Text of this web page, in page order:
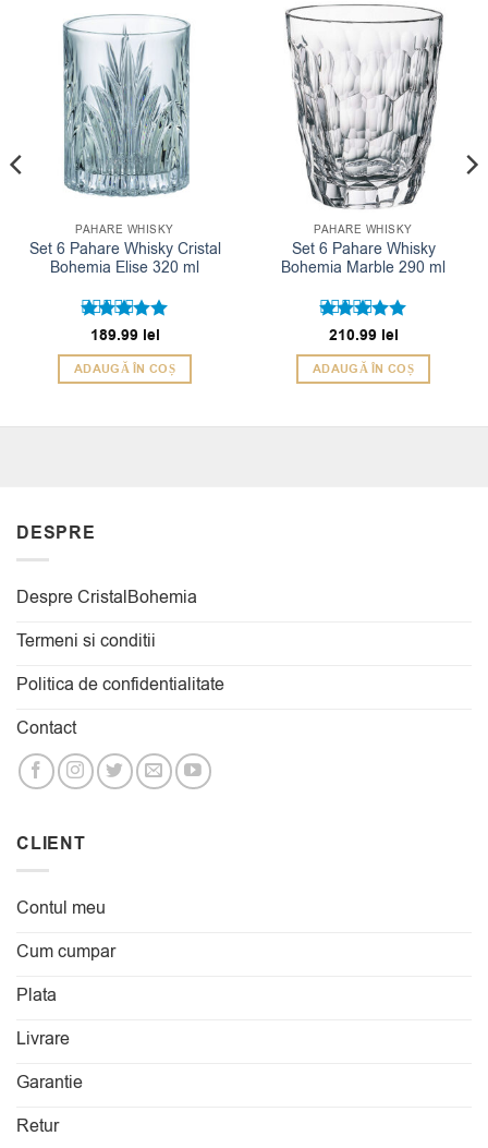
PAHARE WHISKY
Set 6 Pahare Whisky Cristal
Bohemia Elise 320 ml
Evaluat la
5din 5
189.99 lei
ADAUGĂ ÎN COȘ
PAHARE WHISKY
Set 6 Pahare Whisky
Bohemia Marble 290 ml
Evaluat la
5din 5
210.99 lei
ADAUGĂ ÎN COȘ
DESPRE
Despre CristalBohemia
Termeni si conditii
Politica de confidentialitate
Contact
CLIENT
Contul meu
Cum cumpar
Plata
Livrare
Garantie
Retur